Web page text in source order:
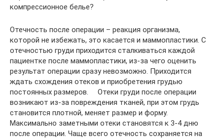
компрессионное белье?
Отечность после операции – реакция организма,
которой не избежать, это касается и маммопластики. С
отечностью груди приходится сталкиваться каждой
пациентке после маммопластики, из-за чего оценить
результат операции сразу невозможно. Приходится
ждать схождения отеков и приобретения грудью
постоянных размеров. ⠀ Отеки груди после операции
возникают из-за повреждения тканей, при этом грудь
становится плотной, меняет размер и форму.
Максимально заметными отеки становятся к 3-4 дню
после операции. Чаще всего отечность сохраняется на